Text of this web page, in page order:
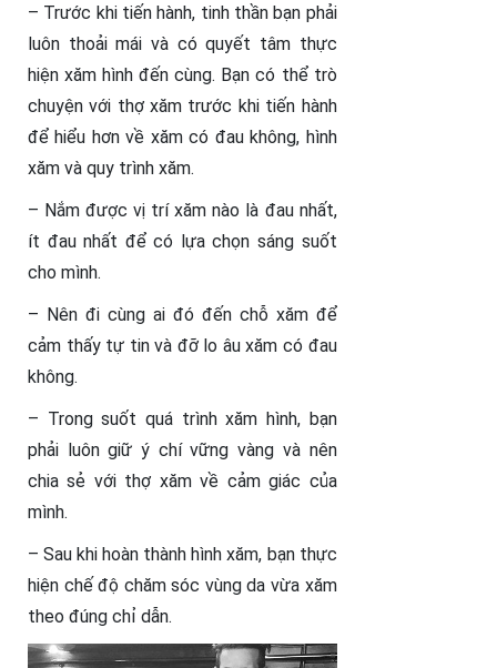
– Trước khi tiến hành, tinh thần bạn phải
luôn thoải mái và có quyết tâm thực
hiện xăm hình đến cùng. Bạn có thể trò
chuyện với thợ xăm trước khi tiến hành
để hiểu hơn về xăm có đau không, hình
xăm và quy trình xăm.
– Nắm được vị trí xăm nào là đau nhất,
ít đau nhất để có lựa chọn sáng suốt
cho mình.
– Nên đi cùng ai đó đến chỗ xăm để
cảm thấy tự tin và đỡ lo âu xăm có đau
không.
– Trong suốt quá trình xăm hình, bạn
phải luôn giữ ý chí vững vàng và nên
chia sẻ với thợ xăm về cảm giác của
mình.
– Sau khi hoàn thành hình xăm, bạn thực
hiện chế độ chăm sóc vùng da vừa xăm
theo đúng chỉ dẫn.